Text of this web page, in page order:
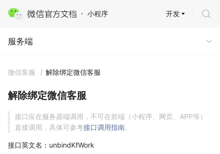
小程序
服务端
开发
服务端
微信客服 / 解除绑定微信客服
解除绑定微信客服
接口应在服务器端调用，不可在前端（小程序、网页、APP等）
直接调用，具体可参考接口调用指南。
接口英文名：unbindKfWork